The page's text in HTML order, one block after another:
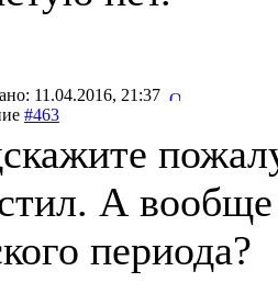
11.04.2016, 21:37
#463
А
периода?